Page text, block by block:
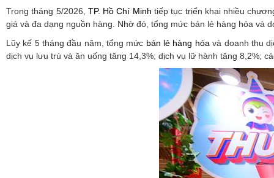
Trong tháng 5/2026, TP. Hồ Chí Minh tiếp tục triển khai nhiều
giá và đa dạng nguồn hàng. Nhờ đó, tổng mức bán lẻ hàng hóa và
Lũy kế 5 tháng đầu năm, tổng mức bán lẻ hàng hóavà doanh thu
dịch vụ lưu trú và ăn uống tăng 14,3%; dịch vụ lữ hành tăng 8,2%;